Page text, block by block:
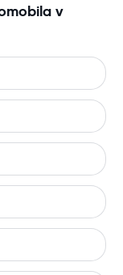
v